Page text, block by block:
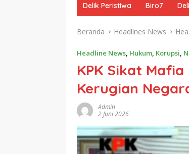
Delik Peristiwa Biro7
Beranda Headlines News
Headline News, Hukum, Korupsi,
KPK Sikat
Kerugian
Admin
2 Juni 2026